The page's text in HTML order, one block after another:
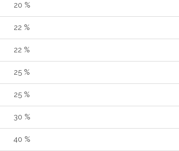
20 %
22 %
22 %
25 %
25 %
30 %
40 %